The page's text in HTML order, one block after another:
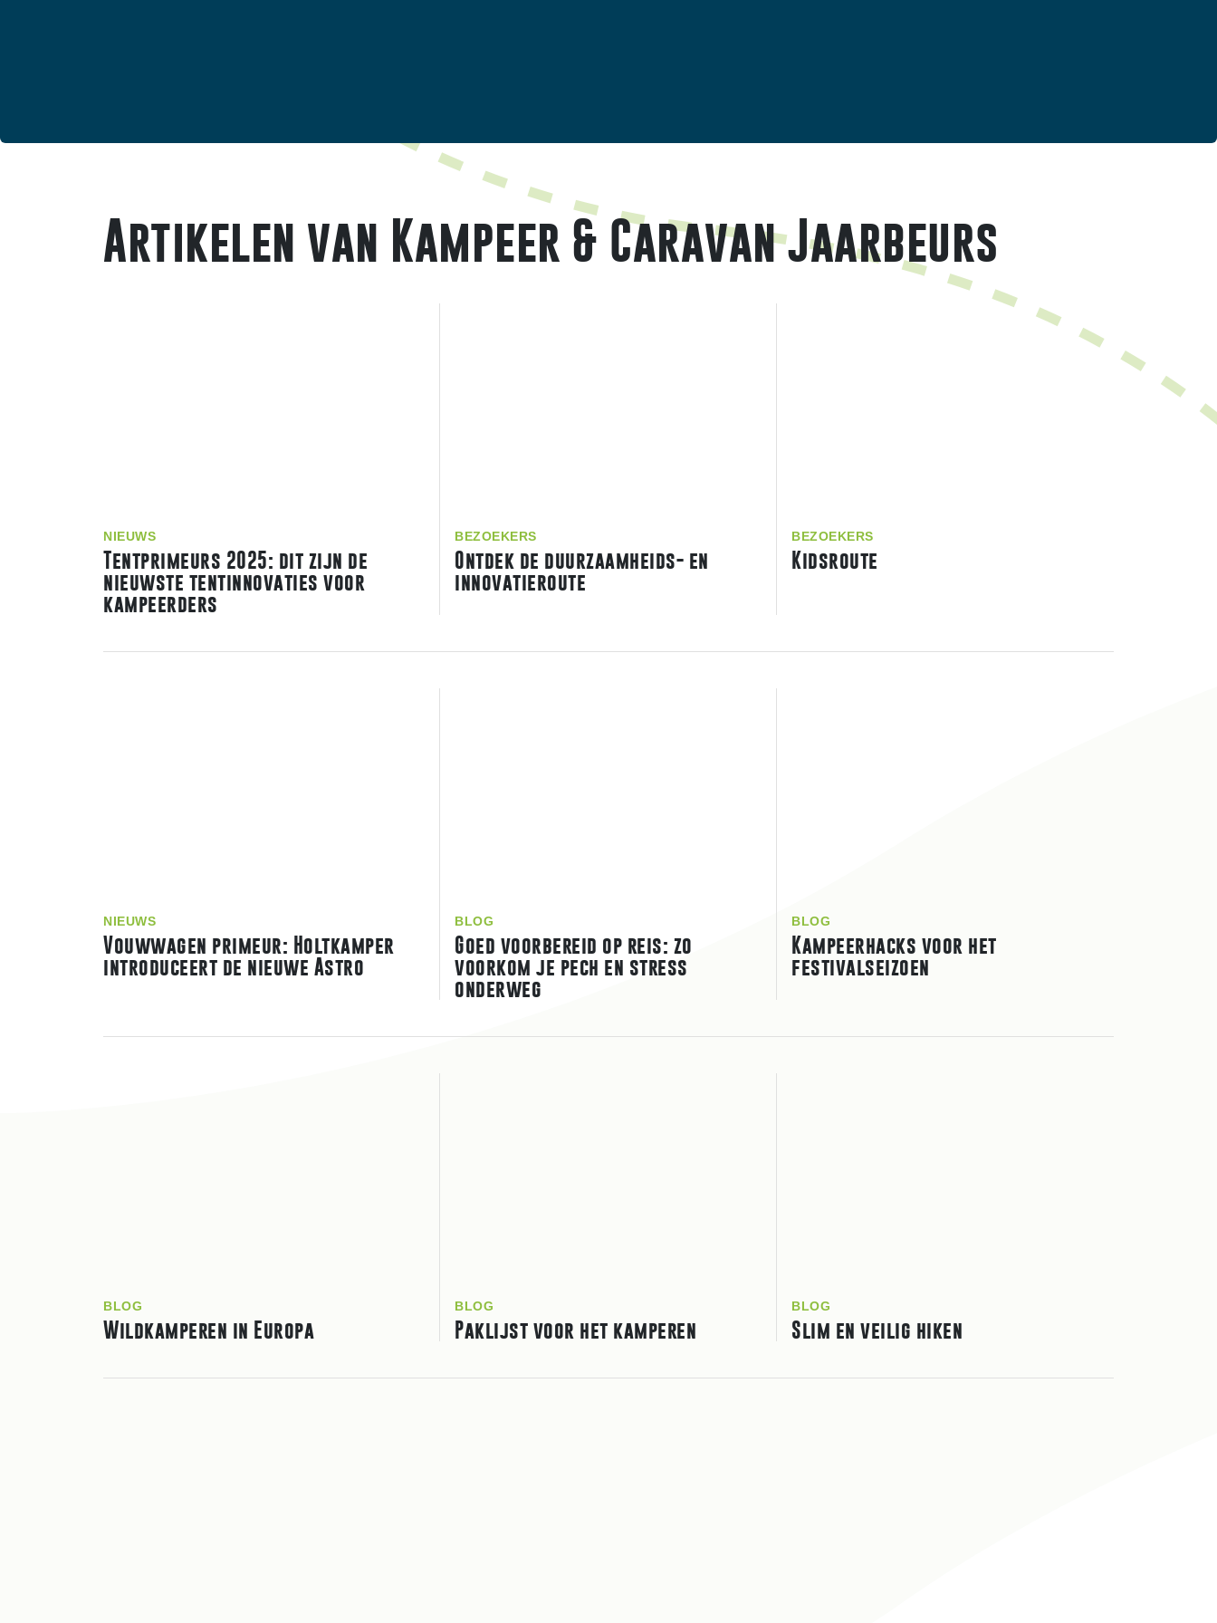
Artikelen van Kampeer & Caravan Jaarbeurs
NIEUWS
Tentprimeurs 2025: dit zijn de
nieuwste tentinnovaties voor
kampeerders
BEZOEKERS
Ontdek de duurzaamheids- en
innovatieroute
BEZOEKERS
Kidsroute
NIEUWS
Vouwwagen primeur: Holtkamper
introduceert de nieuwe Astro
BLOG
Goed voorbereid op reis: zo
voorkom je pech en stress
onderweg
BLOG
Kampeerhacks voor het
festivalseizoen
BLOG
Wildkamperen in Europa
BLOG
Paklijst voor het kamperen
BLOG
Slim en veilig hiken